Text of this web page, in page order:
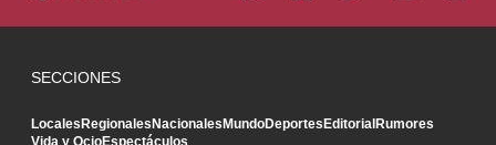
SECCIONES
LocalesRegionalesNacionalesMundoDeportesEditorialRumores
Vida y OcioEspectáculos